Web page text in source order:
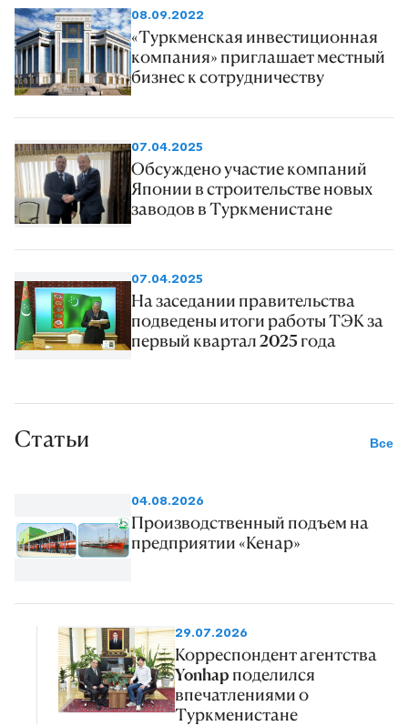
08.09.2022
«Туркменская инвестиционная
компания» приглашает местный
бизнес к сотрудничеству
07.04.2025
Обсуждено участие компаний
Японии в строительстве новых
заводов в Туркменистане
07.04.2025
На заседании правительства
подведены итоги работы ТЭК за
первый квартал 2025 года
Статьи Все
04.08.2026
Производственный подъем на
предприятии «Кенар»
29.07.2026
Корреспондент агентства
Yonhap поделился
впечатлениями о
Туркменистане